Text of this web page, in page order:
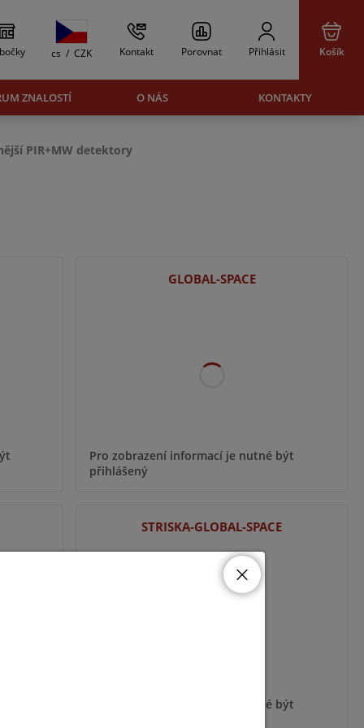
cs / CZK Kontakt Porovnat Přihlásit Košík
ZNALOSTÍ O NÁS KONTAKTY
PIR+MW detektory
GLOBAL-SPACE
Pro zobrazení informací je nutné být
přihlášený
STRISKA-GLOBAL-SPACE
Pro zobrazení informací je nutné být